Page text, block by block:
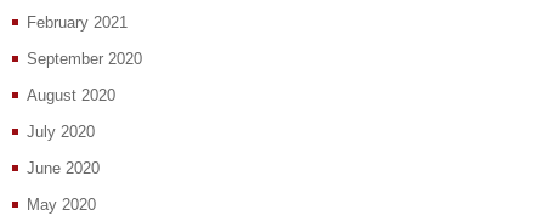
February 2021
September 2020
August 2020
July 2020
June 2020
May 2020